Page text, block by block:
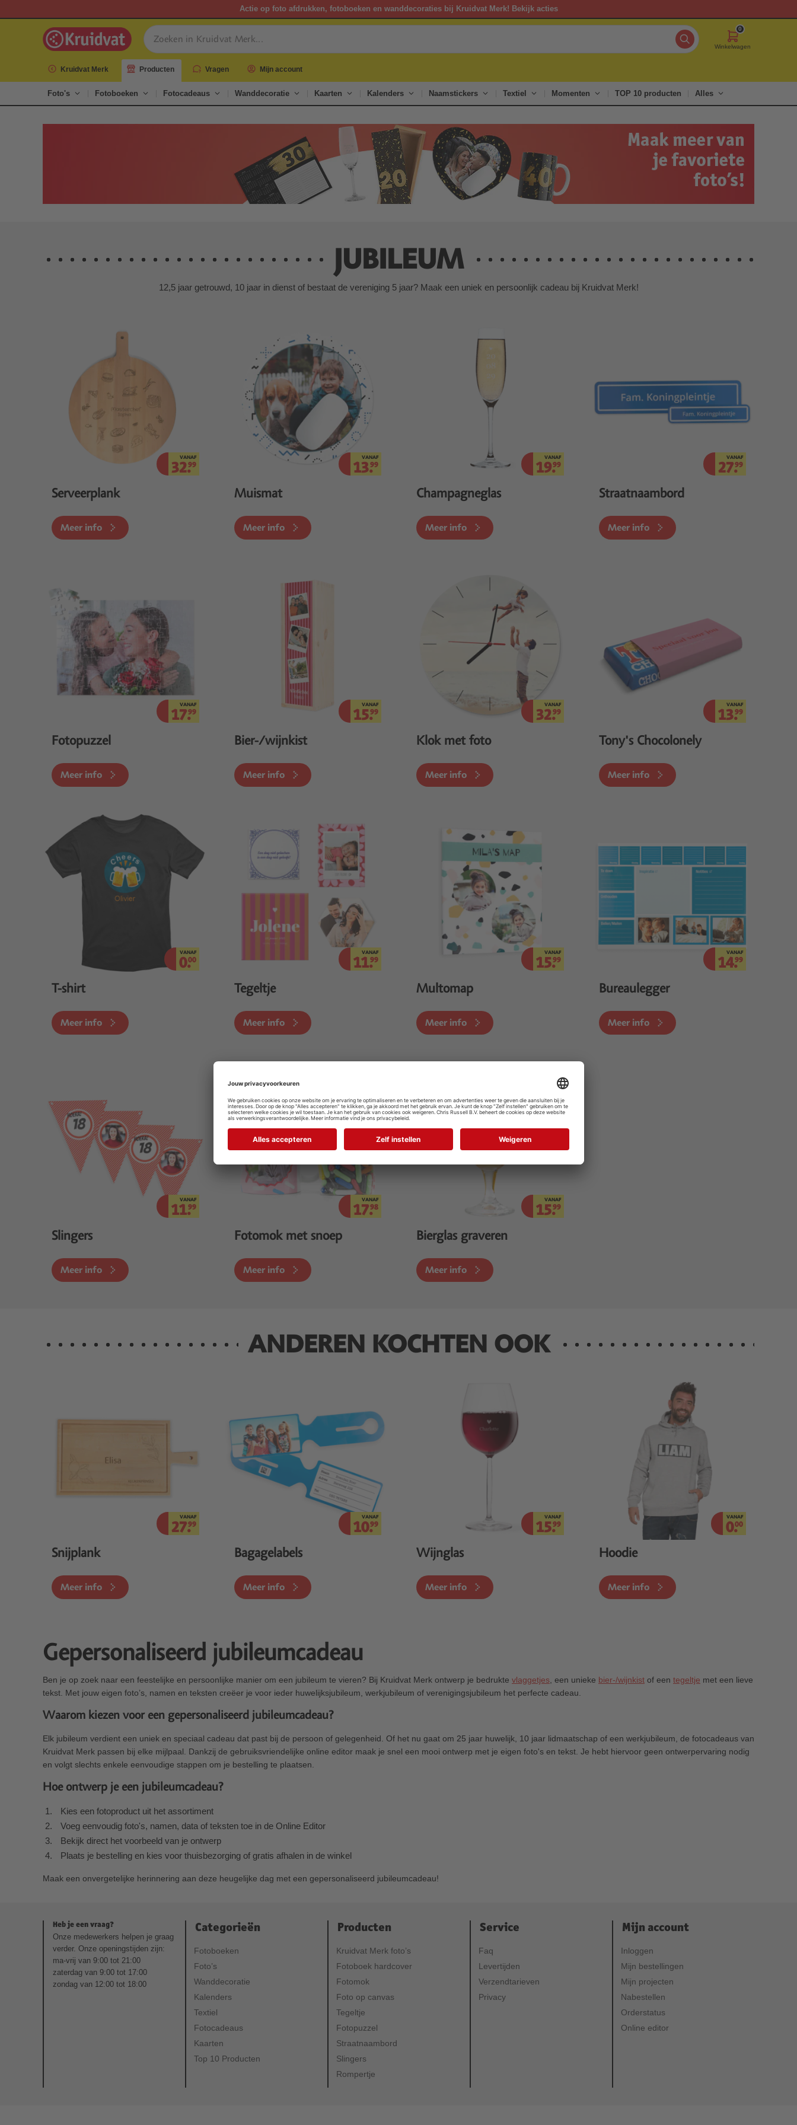
Actie op foto afdrukken, fotoboeken en wanddecoraties bij Kruidvat Merk! Bekijk acties
0
Winkelwagen
Kruidvat Merk Producten Vragen Mijn account
Foto's Fotoboeken Fotocadeaus Wanddecoratie Kaarten Kalenders Naamstickers Textiel Momenten TOP 10 producten Alles
JUBILEUM
12,5 jaar getrouwd, 10 jaar in dienst of bestaat de vereniging 5 jaar? Maak een uniek en persoonlijk cadeau bij Kruidvat Merk!
VANAF
32.99
Serveerplank
Meer info
VANAF
13.99
Muismat
Meer info
VANAF
19.99
Champagneglas
Meer info
VANAF
27.99
Straatnaambord
Meer info
VANAF
17.99
Fotopuzzel
Meer info
VANAF
15.99
Bier-/wijnkist
Meer info
VANAF
32.99
Klok met foto
Meer info
VANAF
13.99
Tony's Chocolonely
Meer info
VANAF
0.00
T-shirt
Meer info
VANAF
11.99
Tegeltje
Meer info
VANAF
15.99
Multomap
Meer info
VANAF
14.99
Bureaulegger
Meer info
VANAF
11.99
Slingers
Meer info
VANAF
17.98
Fotomok met snoep
Meer info
VANAF
15.99
Bierglas graveren
Meer info
ANDEREN KOCHTEN OOK
VANAF
27.99
Snijplank
Meer info
VANAF
10.99
Bagagelabels
Meer info
VANAF
15.99
Wijnglas
Meer info
VANAF
0.00
Hoodie
Meer info
Gepersonaliseerd jubileumcadeau
Ben je op zoek naar een feestelijke en persoonlijke manier om een jubileum te vieren? Bij Kruidvat Merk ontwerp je bedrukte vlaggetjes , een unieke bier-/wijnkist of een tegeltje met een lieve
tekst. Met jouw eigen foto’s, namen en teksten creëer je voor ieder huwelijksjubileum, werkjubileum of verenigingsjubileum het perfecte cadeau.
Waarom kiezen voor een gepersonaliseerd jubileumcadeau?
Elk jubileum verdient een uniek en speciaal cadeau dat past bij de persoon of gelegenheid. Of het nu gaat om 25 jaar huwelijk, 10 jaar lidmaatschap of een werkjubileum, de fotocadeaus van
Kruidvat Merk passen bij elke mijlpaal. Dankzij de gebruiksvriendelijke online editor maak je snel een mooi ontwerp met je eigen foto's en tekst. Je hebt hiervoor geen ontwerpervaring nodig
en volgt slechts enkele eenvoudige stappen om je bestelling te plaatsen.
Hoe ontwerp je een jubileumcadeau?
Kies een fotoproduct uit het assortiment
Voeg eenvoudig foto's, namen, data of teksten toe in de Online Editor
Bekijk direct het voorbeeld van je ontwerp
Plaats je bestelling en kies voor thuisbezorging of gratis afhalen in de winkel
Maak een onvergetelijke herinnering aan deze heugelijke dag met een gepersonaliseerd jubileumcadeau!
Heb je een vraag?
Onze medewerkers helpen je graag
verder. Onze openingstijden zijn:
ma-vrij van 9:00 tot 21:00
zaterdag van 9:00 tot 17:00
zondag van 12:00 tot 18:00
Categorieën
Fotoboeken
Foto’s
Wanddecoratie
Kalenders
Textiel
Fotocadeaus
Kaarten
Top 10 Producten
Producten
Kruidvat Merk foto’s
Fotoboek hardcover
Fotomok
Foto op canvas
Tegeltje
Fotopuzzel
Straatnaambord
Slingers
Rompertje
Service
Faq
Levertijden
Verzendtarieven
Privacy
Mijn account
Inloggen
Mijn bestellingen
Mijn projecten
Nabestellen
Orderstatus
Online editor